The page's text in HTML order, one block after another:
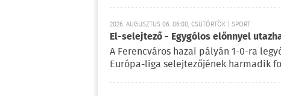
2026. AUGUSZTUS 06. 06:00, CSÜTÖRTÖK | SPORT
El-selejtező - Egygólos előnnyel
A Ferencváros hazai pályán 1-0-ra
Európa-liga selejtezőjének harmadik